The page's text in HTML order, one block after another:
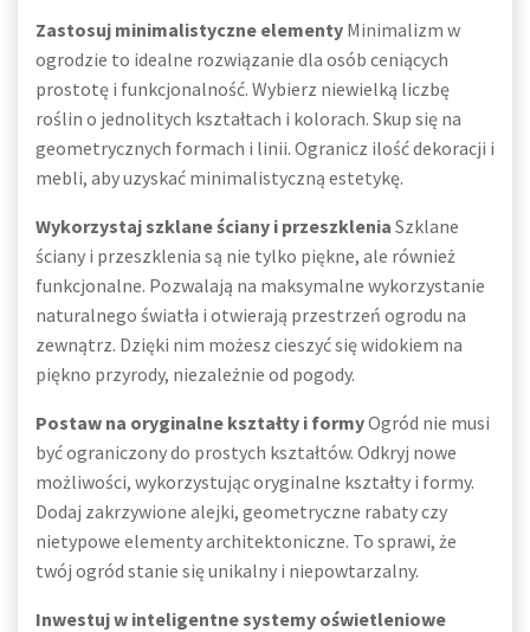
Zastosuj minimalistyczne elementy Minimalizm w
ogrodzie to idealne rozwiązanie dla osób ceniących
prostotę i funkcjonalność. Wybierz niewielką liczbę
roślin o jednolitych kształtach i kolorach. Skup się na
geometrycznych formach i linii. Ogranicz ilość dekoracji i
mebli, aby uzyskać minimalistyczną estetykę.
Wykorzystaj szklane ściany i przeszklenia Szklane
ściany i przeszklenia są nie tylko piękne, ale również
funkcjonalne. Pozwalają na maksymalne wykorzystanie
naturalnego światła i otwierają przestrzeń ogrodu na
zewnątrz. Dzięki nim możesz cieszyć się widokiem na
piękno przyrody, niezależnie od pogody.
Postaw na oryginalne kształty i formyOgród nie musi
być ograniczony do prostych kształtów. Odkryj nowe
możliwości, wykorzystując oryginalne kształty i formy.
Dodaj zakrzywione alejki, geometryczne rabaty czy
nietypowe elementy architektoniczne. To sprawi, że
twój ogród stanie się unikalny i niepowtarzalny.
Inwestuj w inteligentne systemy oświetleniowe